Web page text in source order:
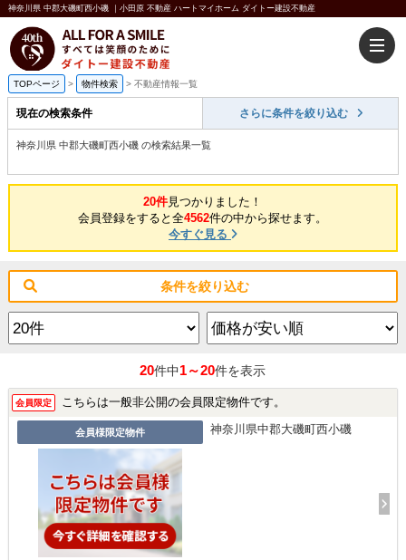
神奈川県 中郡大磯町西小磯 ｜小田原 不動産 ハートマイホーム ダイトー建設不動産
TOPページ > 物件検索 > 不動産情報一覧
現在の検索条件 さらに条件を絞り込む
神奈川県 中郡大磯町西小磯 の検索結果一覧
20件見つかりました！
会員登録をすると全4562件の中から探せます。
今すぐ見る
条件を絞り込む
20件中1～20件を表示
会員限定 こちらは一般非公開の会員限定物件です。
会員様限定物件 神奈川県中郡大磯町西小磯